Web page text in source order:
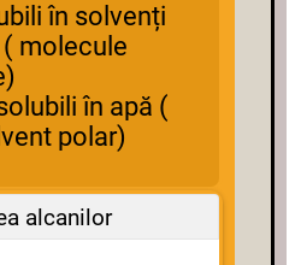
în solvenți
molecule
în apă (
polar)
alcanilor